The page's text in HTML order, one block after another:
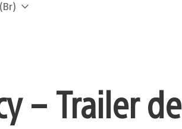
– Trailer de